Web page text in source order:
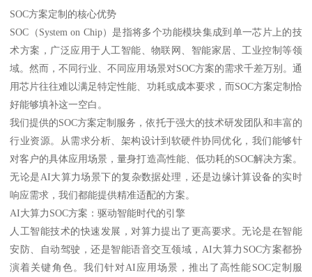
SOC方案定制的核心优势
SOC（System on Chip）是指将多个功能模块集成到单一芯片上的技
术方案，广泛应用于人工智能、物联网、智能家居、工业控制等领
域。然而，不同行业、不同应用场景对SOC方案的需求千差万别。通
用芯片往往难以满足特定性能、功耗或成本要求，而SOC方案定制恰
好能够填补这一空白。
我们提供的SOC方案定制服务，依托于强大的技术研发团队和丰富的
行业资源。从需求分析、架构设计到软硬件协同优化，我们能够针
对客户的具体应用场景，量身打造高性能、低功耗的SOC解决方案。
无论是AI大算力场景下的复杂数据处理，还是边缘计算设备的实时
响应需求，我们都能提供精准适配的方案。
AI大算力SOC方案：驱动智能时代的引擎
人工智能技术的快速发展，对算力提出了更高要求。无论是在智能
安防、自动驾驶，还是智能语音交互领域，AI大算力SOC方案都扮
演着关键角色。我们针对AI应用场景，推出了高性能SOC定制服